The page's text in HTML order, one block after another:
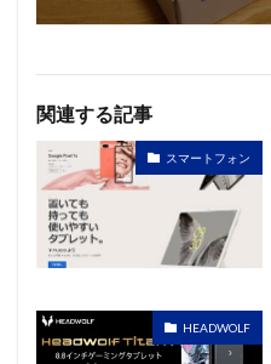
関連する記事
スマートフォン
HEADWOLF